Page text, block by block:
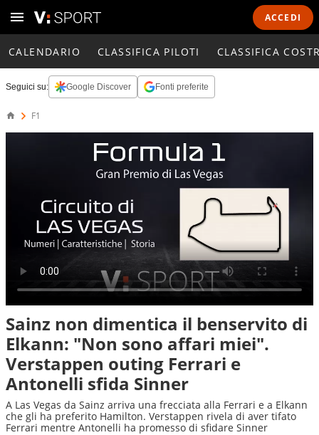
ACCEDI
CALENDARIO CLASSIFICA PILOTI CLASSIFICA
Seguici su: Google Discover Fonti preferite
F1
Sainz non dimentica il benservito di
Elkann: "Non sono affari miei".
Verstappen outing Ferrari e
Antonelli sfida Sinner
A Las Vegas da Sainz arriva una frecciata alla Ferrari e a Elkann
che gli ha preferito Hamilton. Verstappen rivela di aver tifato
Ferrari mentre Antonelli ha promesso di sfidare Sinner